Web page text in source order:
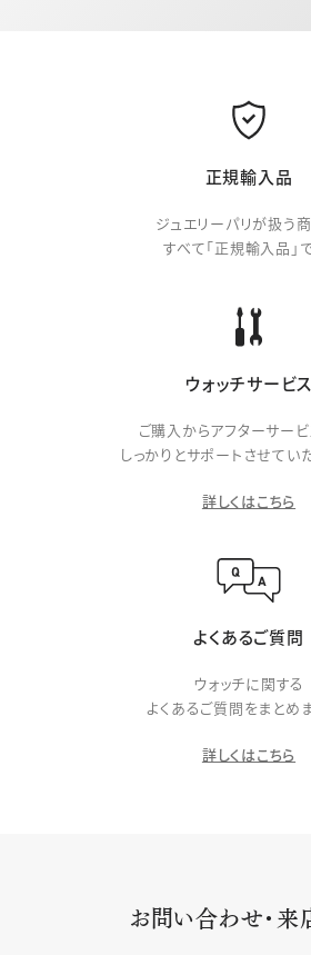
正規輸入品
ジュエリーパリが扱う
すべて「正規輸入品」で
ウォッチサービス
ご購入からアフターサービ
しっかりとサポートさせてい
詳しくはこちら
よくあるご質問
ウォッチに関する
よくあるご質問をまとめ
詳しくはこちら
お問い合わせ・来